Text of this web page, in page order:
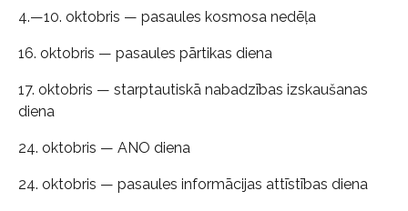
4.—10. oktobris — pasaules kosmosa nedēļa
16. oktobris — pasaules pārtikas diena
17. oktobris — starptautiskā nabadzības izskaušanas
diena
24. oktobris — ANO diena
24. oktobris — pasaules informācijas attīstības diena